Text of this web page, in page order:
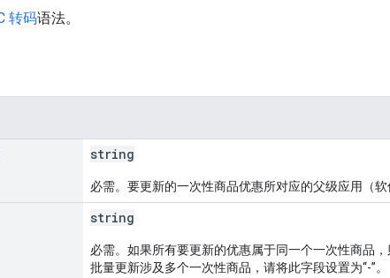
转码语法。
string
必需。要更新的一次性商品优惠所对应的父级应用（软
string
必需。如果所有要更新的优惠属于同一个一次性商品
批量更新涉及多个一次性商品，请将此字段设置为“-”。